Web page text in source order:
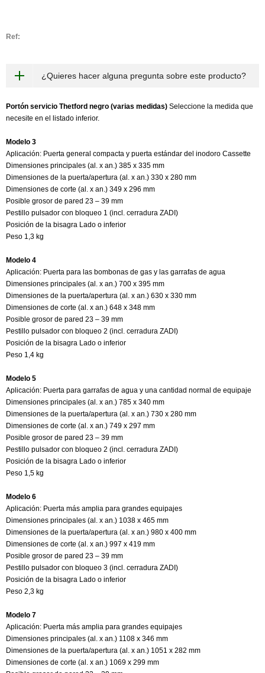
Ref:
¿Quieres hacer alguna pregunta sobre este producto?
Portón servicio Thetford negro (varias medidas) Seleccione la medida que
necesite en el listado inferior.
Modelo 3
Aplicación: Puerta general compacta y puerta estándar del inodoro Cassette
Dimensiones principales (al. x an.) 385 x 335 mm
Dimensiones de la puerta/apertura (al. x an.) 330 x 280 mm
Dimensiones de corte (al. x an.) 349 x 296 mm
Posible grosor de pared 23 – 39 mm
Pestillo pulsador con bloqueo 1 (incl. cerradura ZADI)
Posición de la bisagra Lado o inferior
Peso 1,3 kg
Modelo 4
Aplicación: Puerta para las bombonas de gas y las garrafas de agua
Dimensiones principales (al. x an.) 700 x 395 mm
Dimensiones de la puerta/apertura (al. x an.) 630 x 330 mm
Dimensiones de corte (al. x an.) 648 x 348 mm
Posible grosor de pared 23 – 39 mm
Pestillo pulsador con bloqueo 2 (incl. cerradura ZADI)
Posición de la bisagra Lado o inferior
Peso 1,4 kg
Modelo 5
Aplicación: Puerta para garrafas de agua y una cantidad normal de equipaje
Dimensiones principales (al. x an.) 785 x 340 mm
Dimensiones de la puerta/apertura (al. x an.) 730 x 280 mm
Dimensiones de corte (al. x an.) 749 x 297 mm
Posible grosor de pared 23 – 39 mm
Pestillo pulsador con bloqueo 2 (incl. cerradura ZADI)
Posición de la bisagra Lado o inferior
Peso 1,5 kg
Modelo 6
Aplicación: Puerta más amplia para grandes equipajes
Dimensiones principales (al. x an.) 1038 x 465 mm
Dimensiones de la puerta/apertura (al. x an.) 980 x 400 mm
Dimensiones de corte (al. x an.) 997 x 419 mm
Posible grosor de pared 23 – 39 mm
Pestillo pulsador con bloqueo 3 (incl. cerradura ZADI)
Posición de la bisagra Lado o inferior
Peso 2,3 kg
Modelo 7
Aplicación: Puerta más amplia para grandes equipajes
Dimensiones principales (al. x an.) 1108 x 346 mm
Dimensiones de la puerta/apertura (al. x an.) 1051 x 282 mm
Dimensiones de corte (al. x an.) 1069 x 299 mm